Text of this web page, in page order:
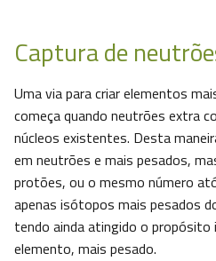
Captura de
Uma via para criar elementos
começa quando neutrões extra
núcleos existentes. Desta
em neutrões e mais pesados,
protões, ou o mesmo número
apenas isótopos mais pesados
tendo ainda atingido o propósito
elemento, mais pesado.